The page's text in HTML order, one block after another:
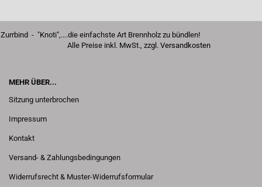
Zurrbind - "Knoti",....die einfachste Art Brennholz zu bündlen!
Alle Preise inkl. MwSt., zzgl. Versandkosten
MEHR ÜBER...
Sitzung unterbrochen
Impressum
Kontakt
Versand- & Zahlungsbedingungen
Widerrufsrecht & Muster-Widerrufsformular